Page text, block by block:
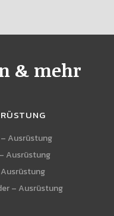
& mehr
Ausrüstung
Ausrüstung
Ausrüstung
– Ausrüstung